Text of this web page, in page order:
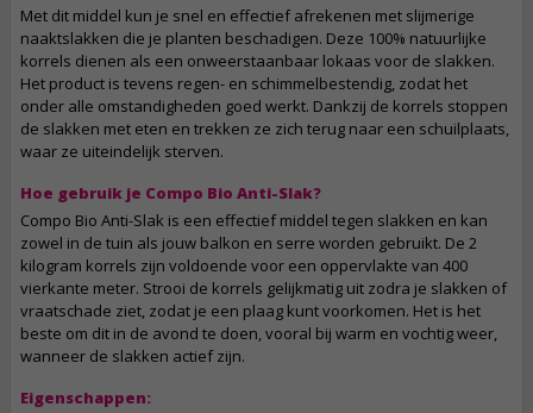
Met dit middel kun je snel en effectief afrekenen met slijmerige
naaktslakken die je planten beschadigen. Deze 100% natuurlijke
korrels dienen als een onweerstaanbaar lokaas voor de slakken.
Het product is tevens regen- en schimmelbestendig, zodat het
onder alle omstandigheden goed werkt. Dankzij de korrels stoppen
de slakken met eten en trekken ze zich terug naar een schuilplaats,
waar ze uiteindelijk sterven.
Hoe gebruik je Compo Bio Anti-Slak?
Compo Bio Anti-Slak is een effectief middel tegen slakken en kan
zowel in de tuin als jouw balkon en serre worden gebruikt. De 2
kilogram korrels zijn voldoende voor een oppervlakte van 400
vierkante meter. Strooi de korrels gelijkmatig uit zodra je slakken of
vraatschade ziet, zodat je een plaag kunt voorkomen. Het is het
beste om dit in de avond te doen, vooral bij warm en vochtig weer,
wanneer de slakken actief zijn.
Eigenschappen: